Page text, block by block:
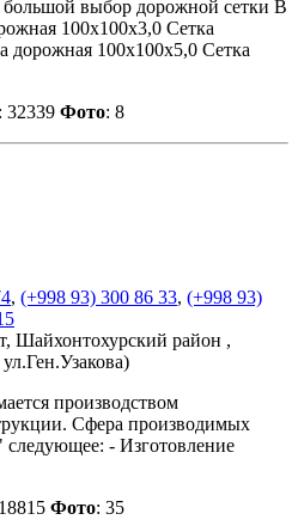
выбор дорожной сетки В
100х100х3,0 Сетка
дорожная 100х100х5,0 Сетка
: 32339 Фото: 8
, (+998 93) 300 86 33, (+998 93)
Шайхонтохурский район ,
производством
Сфера производимых
- Изготовление
Фото: 35